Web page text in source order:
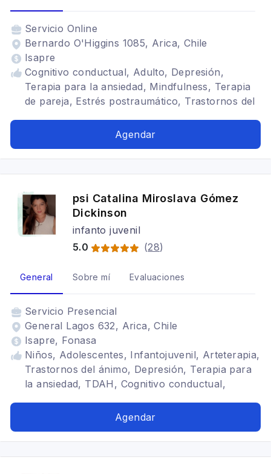
Servicio Online
Bernardo O'Higgins 1085, Arica, Chile
Isapre
Cognitivo conductual, Adulto, Depresión,
Terapia para la ansiedad, Mindfulness, Terapia
de pareja, Estrés postraumático, Trastornos del
Agendar
psi Catalina Miroslava Gómez
Dickinson
infanto juvenil
5.0
(28)
General Sobre mí Evaluaciones
Servicio Presencial
General Lagos 632, Arica, Chile
Isapre, Fonasa
Niños, Adolescentes, Infantojuvenil, Arteterapia,
Trastornos del ánimo, Depresión, Terapia para
la ansiedad, TDAH, Cognitivo conductual,
postraumático, Trastornos de la personalidad
Agendar